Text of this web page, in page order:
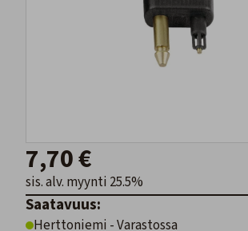
7,70 €
sis. alv. myynti 25.5%
Saatavuus:
Herttoniemi - Varastossa